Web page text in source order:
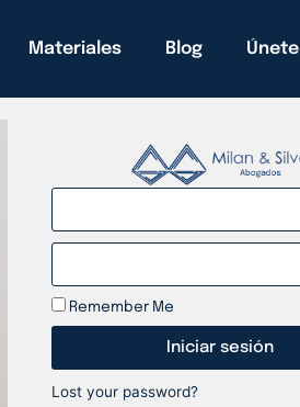
Materiales Blog Únete
Remember Me
Iniciar sesión
Lost your password?